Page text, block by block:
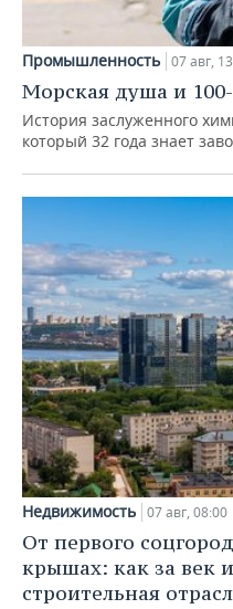
Промышленность 07 авг,
Морская душа и
История заслуженного
который 32 года знает
Недвижимость 07 авг, 08:00
От первого
крышах: как за век
строительная